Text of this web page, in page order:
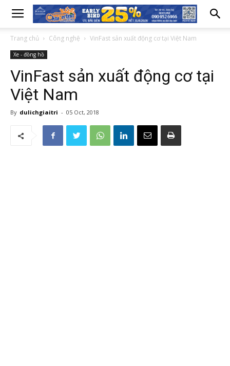
Trang chủ Công nghệ VinFast sản xuất động cơ tại Việt Nam
Xe - đồng hồ
VinFast sản xuất động cơ tại
Việt Nam
By dulichgiaitri - 05 Oct, 2018